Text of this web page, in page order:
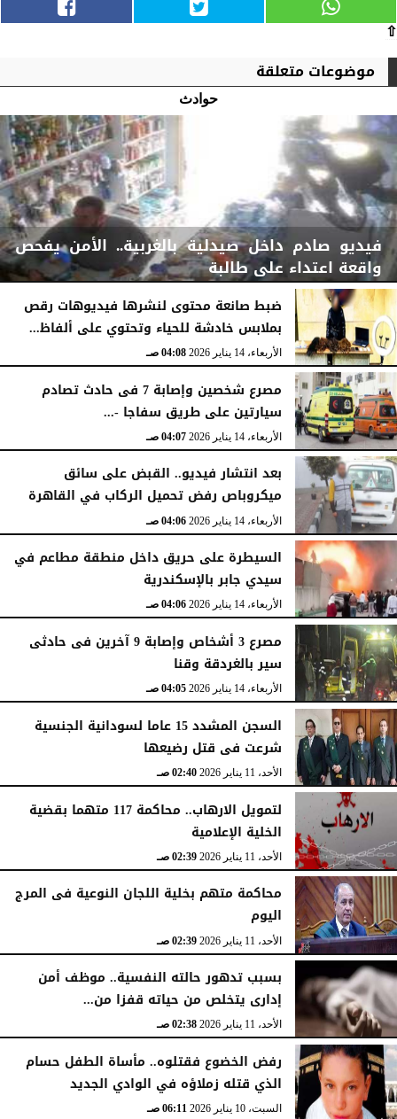
⇧
موضوعات متعلقة
حوادث
فيديو صادم داخل صيدلية بالغربية.. الأمن يفحص
واقعة اعتداء على طالبة
الأربعاء، 14 يناير 2026 04:08 صـ
ضبط صانعة محتوى لنشرها فيديوهات رقص
بملابس خادشة للحياء وتحتوي على ألفاظ...
الأربعاء، 14 يناير 2026 04:08 صـ
مصرع شخصين وإصابة 7 فى حادث تصادم
سيارتين على طريق سفاجا -...
الأربعاء، 14 يناير 2026 04:07 صـ
بعد انتشار فيديو.. القبض على سائق
ميكروباص رفض تحميل الركاب في القاهرة
الأربعاء، 14 يناير 2026 04:06 صـ
السيطرة على حريق داخل منطقة مطاعم في
سيدي جابر بالإسكندرية
الأربعاء، 14 يناير 2026 04:06 صـ
مصرع 3 أشخاص وإصابة 9 آخرين فى حادثى
سير بالغردقة وقنا
الأربعاء، 14 يناير 2026 04:05 صـ
السجن المشدد 15 عاما لسودانية الجنسية
شرعت فى قتل رضيعها
الأحد، 11 يناير 2026 02:40 صـ
لتمويل الارهاب.. محاكمة 117 متهما بقضية
الخلية الإعلامية
الأحد، 11 يناير 2026 02:39 صـ
محاكمة متهم بخلية اللجان النوعية فى المرج
اليوم
الأحد، 11 يناير 2026 02:39 صـ
بسبب تدهور حالته النفسية.. موظف أمن
إدارى يتخلص من حياته قفزا من...
الأحد، 11 يناير 2026 02:38 صـ
رفض الخضوع فقتلوه.. مأساة الطفل حسام
الذي قتله زملاؤه في الوادي الجديد
السبت، 10 يناير 2026 06:11 صـ